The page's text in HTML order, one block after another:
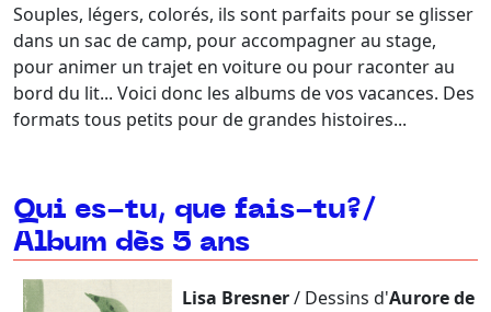
Souples, légers, colorés, ils sont parfaits pour se glisser
dans un sac de camp, pour accompagner au stage,
pour animer un trajet en voiture ou pour raconter au
bord du lit... Voici donc les albums de vos vacances. Des
formats tous petits pour de grandes histoires...
Qui es-tu, que fais-tu?/
Album dès 5 ans
Lisa Bresner/ Dessins d'Aurore de